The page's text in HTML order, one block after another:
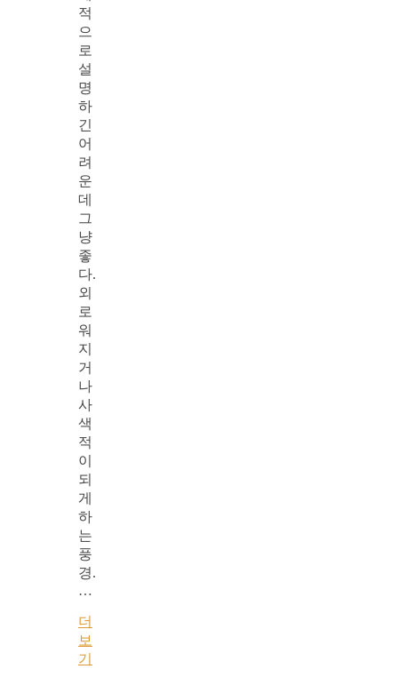
적
으
로
설
명
하
긴
어
려
운
데
그
냥
좋
다.
외
로
워
지
거
나
사
색
적
이
되
게
하
는
풍
경.
…
더
보
기